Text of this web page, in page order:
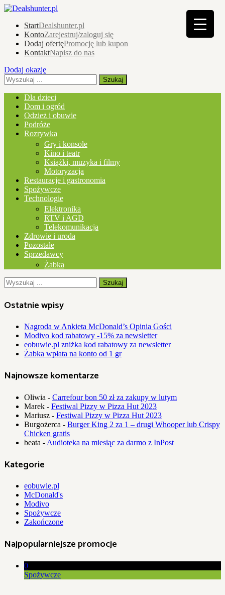
StartDealshunter.pl
KontoZarejestruj/zaloguj się
Dodaj ofertęPromocję lub kupon
KontaktNapisz do nas
Dodaj okazję
Dla dzieci
Dom i ogród
Odzież i obuwie
Podróże
Rozrywka
Gry i konsole
Kino i teatr
Książki, muzyka i filmy
Motoryzacja
Restauracje i gastronomia
Spożywcze
Technologie
Elektronika
RTV i AGD
Telekomunikacja
Zdrowie i uroda
Pozostałe
Sprzedawcy
Żabka
Ostatnie wpisy
Nagroda w Ankieta McDonald’s Opinia Gości
Modivo kod rabatowy -15% za newsletter
eobuwie.pl zniżka kod rabatowy za newsletter
Żabka wpłata na konto od 1 gr
Najnowsze komentarze
Oliwia - Carrefour bon 50 zł za zakupy w lutym
Marek - Festiwal Pizzy w Pizza Hut 2023
Mariusz - Festiwal Pizzy w Pizza Hut 2023
Burgożerca - Burger King 2 za 1 – drugi Whooper lub Crispy
Chicken gratis
beata - Audioteka na miesiąc za darmo z InPost
Kategorie
eobuwie.pl
McDonald's
Modivo
Spożywcze
Zakończone
Najpopularniejsze promocje
0
Spożywcze